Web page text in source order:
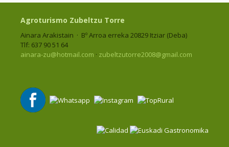
Agroturismo Zubeltzu Torre
Ainara Arakistain · Bº Arroa erreka 20829 Itziar (Deba)
Tlf: 637 90 51 64
ainara-zu@hotmail.com · zubeltzutorre2008@gmail.com